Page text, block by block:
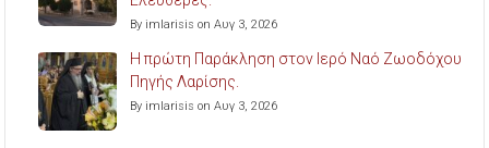
By imlarisis on Αυγ 3, 2026
Η πρώτη Παράκληση στον Ιερό Ναό Ζωοδόχου
Πηγής Λαρίσης.
By imlarisis on Αυγ 3, 2026